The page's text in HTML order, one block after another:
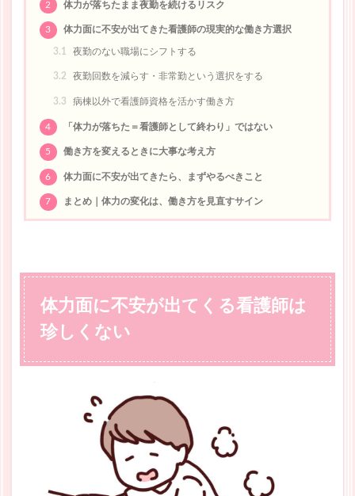
2 体力が落ちたまま夜勤を続けるリスク
3 体力面に不安が出てきた看護師の現実的な働き方選択
3.1 夜勤のない職場にシフトする
3.2 夜勤回数を減らす・非常勤という選択をする
3.3 病棟以外で看護師資格を活かす働き方
4 「体力が落ちた＝看護師として終わり」ではない
5 働き方を変えるときに大事な考え方
6 体力面に不安が出てきたら、まずやるべきこと
7 まとめ｜体力の変化は、働き方を見直すサイン
体力面に不安が出てくる看護師は
珍しくない